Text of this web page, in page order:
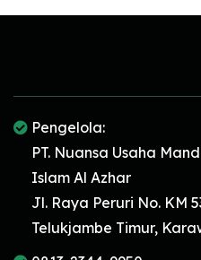
Pengelola:
PT. Nuansa Usaha
Islam Al Azhar
Jl. Raya Peruri No. KM
Telukjambe Timur,